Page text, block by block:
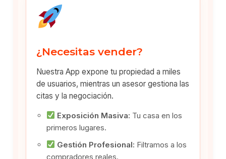
¿Necesitas vender?
Nuestra App expone tu propiedad a miles
de usuarios, mientras un asesor gestiona las
citas y la negociación.
Exposición Masiva: Tu casa en los
primeros lugares.
Gestión Profesional: Filtramos a los
compradores reales.